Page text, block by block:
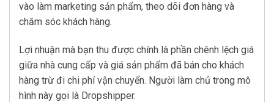
vào làm marketing sản phẩm, theo dõi đơn hàng và
chăm sóc khách hàng.
Lợi nhuận mà bạn thu được chính là phần chênh lệch giá
giữa nhà cung cấp và giá sản phẩm đã bán cho khách
hàng trừ đi chi phí vận chuyển. Người làm chủ trong mô
hình này gọi là Dropshipper.